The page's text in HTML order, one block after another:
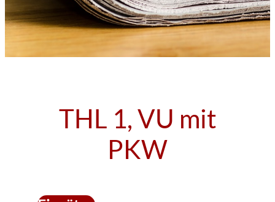
THL 1, VU mit
PKW